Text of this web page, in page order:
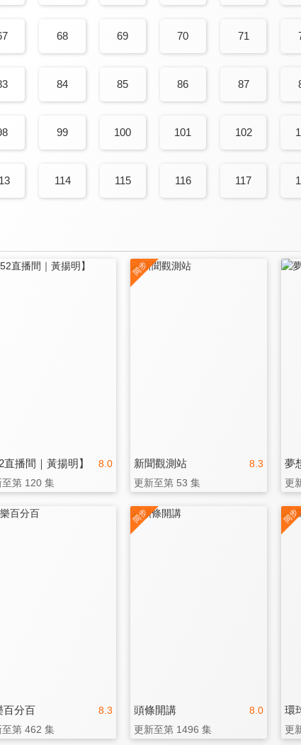
68 69 70 71
84 85 86 87
99 100 101 102
114 115 116 117
8.0
直播間｜黃揚明】
至第 120 集
8.3
新聞觀測站
更新至第 53 集
夢
更
8.3
百分百
至第 462 集
8.0
頭條開講
更新至第 1496 集
環
更